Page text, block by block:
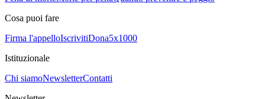
Cosa puoi fare
Firma l'appelloIscrivitiDona5x1000
Istituzionale
Chi siamoNewsletterContatti